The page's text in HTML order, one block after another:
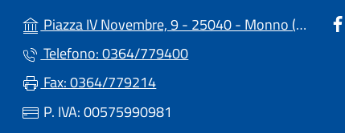
Piazza IV Novembre, 9 - 25040 - Monno (BS)
Telefono: 0364/779400
Fax: 0364/779214
P. IVA: 00575990981